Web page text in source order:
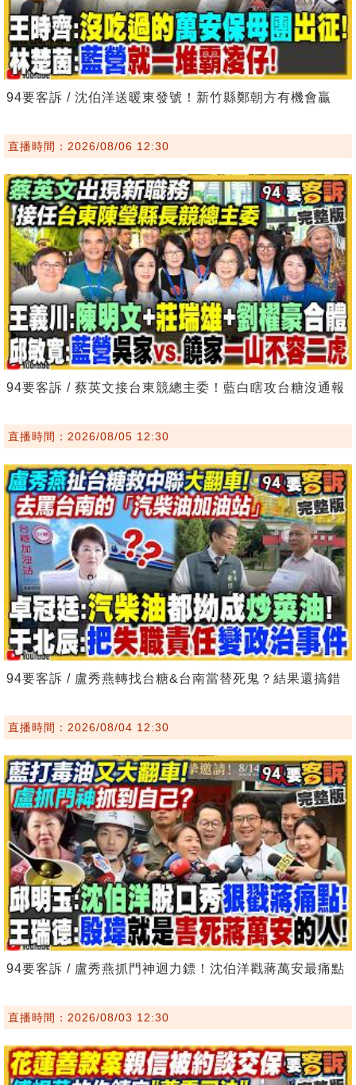
94要客訴 / 沈伯洋送暖東發號！新竹縣鄭朝方有機會贏
直播時間：2026/08/06 12:30
94要客訴 / 蔡英文接台東競總主委！藍白瞎攻台糖沒通報
直播時間：2026/08/05 12:30
94要客訴 / 盧秀燕轉找台糖&台南當替死鬼？結果還搞錯
直播時間：2026/08/04 12:30
94要客訴 / 盧秀燕抓門神迴力鏢！沈伯洋戳蔣萬安最痛點
直播時間：2026/08/03 12:30